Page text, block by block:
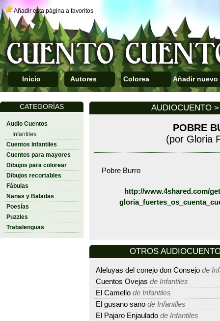
Añadir esta página a favoritos
Inicio Autores Colorea Añadir nuevo
CATEGORÍAS
Audio Cuentos
Infantiles
Cuentos Infantiles
Cuentos para mayores
Dibujos para colorear
Dibujos recortables
Fábulas
Nanas y Baladas
Poesías
Puzzles
Trabalenguas
AUDIOCUENTO
POBRE
(por Gloria
Pobre Burro
http://www.4shared.com/
OTROS
Aleluyas del conejo don Consejo de
Cuentos Ovejas de Infantiles
El Camello de Infantiles
El gusano sano de Infantiles
El Pajaro Enjaulado de Infantiles